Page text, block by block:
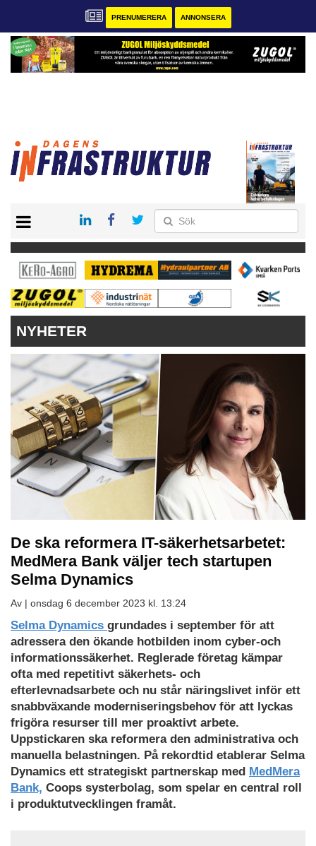
PRENUMERERA ANNONSERA
KONTAKT
VÅRA ANDRA MAGASIN
PRENUMERERA
ANNONSERA
NYHETER
De ska reformera IT-säkerhetsarbetet:
MedMera Bank väljer tech startupen
Selma Dynamics
Av | onsdag 6 december 2023 kl. 13:24
Selma Dynamics grundades i september för att
adressera den ökande hotbilden inom cyber-och
informationssäkerhet. Reglerade företag kämpar
ofta med repetitivt säkerhets- och
efterlevnadsarbete och nu står näringslivet inför ett
snabbväxande moderniseringsbehov för att lyckas
frigöra resurser till mer proaktivt arbete.
Uppstickaren ska reformera den administrativa och
manuella belastningen. På rekordtid etablerar Selma
Dynamics ett strategiskt partnerskap med MedMera
Bank, Coops systerbolag, som spelar en central roll
i produktutvecklingen framåt.